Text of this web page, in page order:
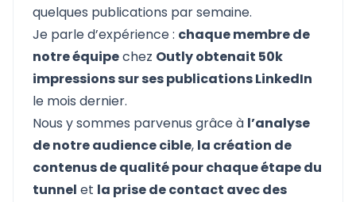
quelques publications par semaine.
Je parle d’expérience : chaque membre de
notre équipechez Outly obtenait 50k
impressions sur ses publications LinkedIn
le mois dernier.
Nous y sommes parvenus grâce à l’analyse
de notre audience cible, la création de
contenus de qualité pour chaque étape du
tunnel et la prise de contact avec des